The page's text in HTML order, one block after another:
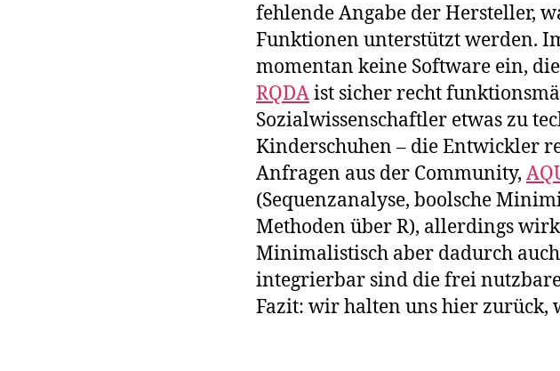
fehlende Angabe der Hersteller,
Funktionen unterstützt werden.
momentan keine Software ein,
RQDAist sicher recht
Sozialwissenschaftler etwas zu
Kinderschuhen – die Entwickler
Anfragen aus der Community,
(Sequenzanalyse, boolsche
Methoden über R), allerdings
Minimalistisch aber dadurch
integrierbar sind die frei
Fazit: wir halten uns hier zurück,